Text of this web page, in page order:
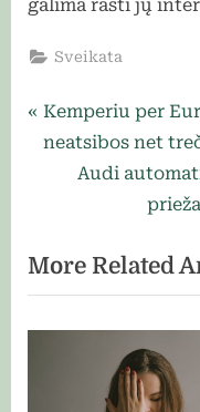
galima rasti jų
Sveikata
Navigacija
tarp
P
r
o
u
s
Kemperiu per
neatsibos net
N
t
P
o
Audi
More Related